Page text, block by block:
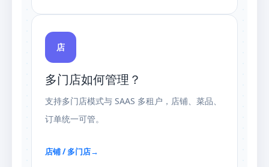
店
多门店如何管理？
支持多门店模式与 SAAS 多租户，店铺、菜品、
订单统一可管。
店铺 / 多门店→